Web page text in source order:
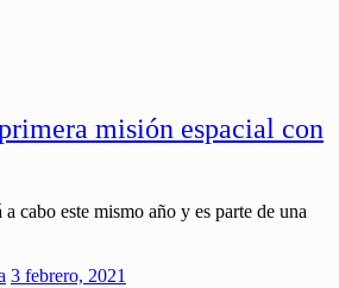
misión espacial con
cabo este mismo año y es parte de una
3 febrero, 2021